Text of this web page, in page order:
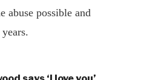
abuse possible and